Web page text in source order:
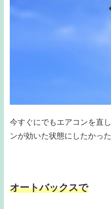
今すぐにでもエアコンを直
ンが効いた状態にしたかっ
オートバックスで